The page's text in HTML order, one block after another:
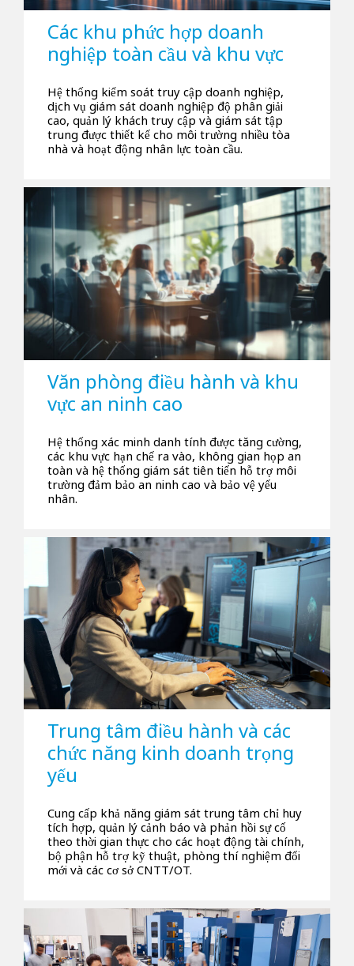
Các khu phức hợp doanh
nghiệp toàn cầu và khu vực
Hệ thống kiểm soát truy cập doanh nghiệp,
dịch vụ giám sát doanh nghiệp độ phân giải
cao, quản lý khách truy cập và giám sát tập
trung được thiết kế cho môi trường nhiều tòa
nhà và hoạt động nhân lực toàn cầu.
Văn phòng điều hành và khu
vực an ninh cao
Hệ thống xác minh danh tính được tăng cường,
các khu vực hạn chế ra vào, không gian họp an
toàn và hệ thống giám sát tiên tiến hỗ trợ môi
trường đảm bảo an ninh cao và bảo vệ yếu
nhân.
Trung tâm điều hành và các
chức năng kinh doanh trọng
yếu
Cung cấp khả năng giám sát trung tâm chỉ huy
tích hợp, quản lý cảnh báo và phản hồi sự cố
theo thời gian thực cho các hoạt động tài chính,
bộ phận hỗ trợ kỹ thuật, phòng thí nghiệm đổi
mới và các cơ sở CNTT/OT.